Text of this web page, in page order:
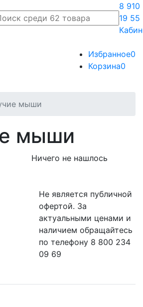
8 910
19 55
Избранное0
Корзина0
мыши
мыши
Ничего не нашлось
Не является публичной
офертой. За
актуальными ценами и
наличием обращайтесь
по телефону 8 800 234
09 69